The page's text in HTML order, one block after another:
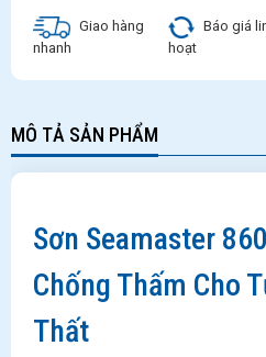
Giao hàng
nhanh
Báo giá
hoạt
MÔ TẢ SẢN PHẨM
Sơn Seamaster
Chống Thấm Cho
Thất